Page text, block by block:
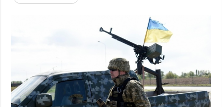
Politik
Sport
Kriminalität
und zum Schutz
personenbezogener
Daten